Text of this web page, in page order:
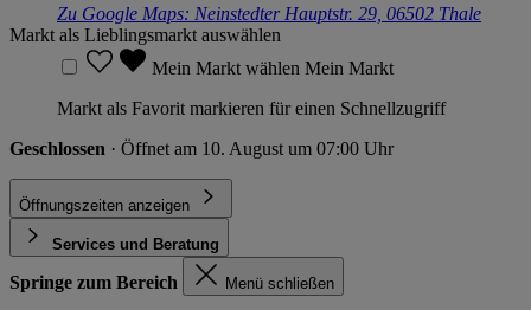
Zu Google Maps: Neinstedter Hauptstr. 29, 06502 Thale
Markt als Lieblingsmarkt auswählen
Mein Markt wählen Mein Markt
Markt als Favorit markieren für einen Schnellzugriff
Geschlossen · Öffnet am 10. August um 07:00 Uhr
Öffnungszeiten anzeigen
Services und Beratung
Springe zum Bereich Menü schließen